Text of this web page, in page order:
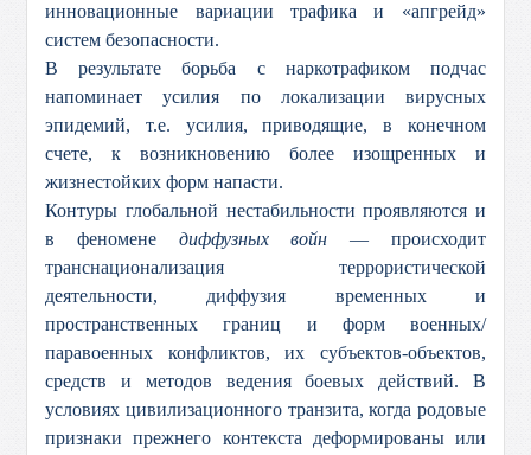
инновационные вариации трафика и «апгрейд»
систем безопасности.
В результате борьба с наркотрафиком подчас
напоминает усилия по локализации вирусных
эпидемий, т.е. усилия, приводящие, в конечном
счете, к возникновению более изощренных и
жизнестойких форм напасти.
Контуры глобальной нестабильности проявляются и
в феномене диффузных войн — происходит
транснационализация террористической
деятельности, диффузия временных и
пространственных границ и форм военных/
паравоенных конфликтов, их субъектов-объектов,
средств и методов ведения боевых действий. В
условиях цивилизационного транзита, когда родовые
признаки прежнего контекста деформированы или